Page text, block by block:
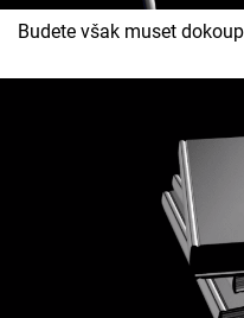
Budete však muset